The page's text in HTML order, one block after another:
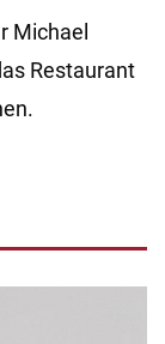
Michael
Restaurant